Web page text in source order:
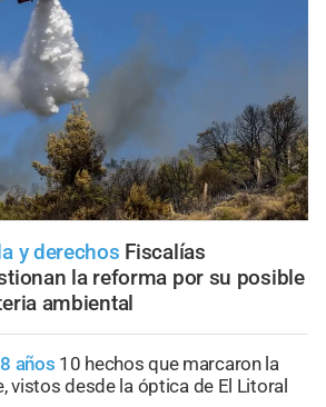
y derechos Fiscalías
la reforma por su posible
ambiental
años 10 hechos que marcaron la
vistos desde la óptica de El Litoral